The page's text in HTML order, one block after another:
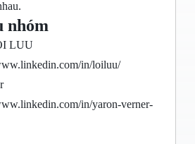
nhóm
LUU
in/loiluu/
in/yaron-verner-